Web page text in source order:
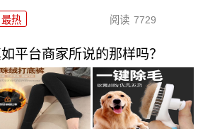
最热 阅读 7729
平台商家所说的那样吗？